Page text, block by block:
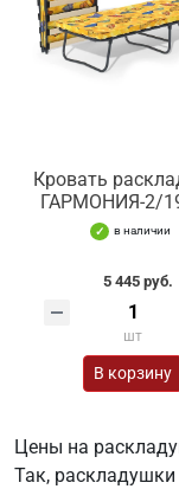
Кровать
ГАРМОНИЯ-2/
в наличии
5 445 руб.
шт
В корзину
Цены на
Так,